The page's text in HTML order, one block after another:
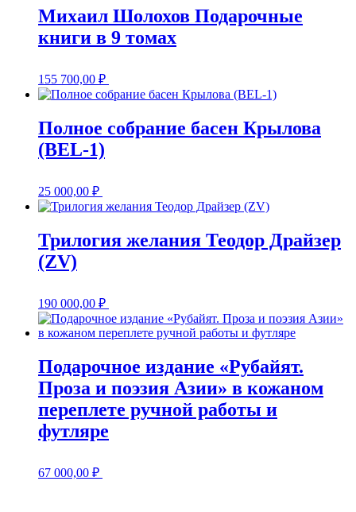
Михаил Шолохов Подарочные
книги в 9 томах
155 700,00 ₽
Полное собрание басен Крылова
(BEL-1)
25 000,00 ₽
Трилогия желания Теодор Драйзер
(ZV)
190 000,00 ₽
Подарочное издание «Рубайят.
Проза и поэзия Азии» в кожаном
переплете ручной работы и
футляре
67 000,00 ₽